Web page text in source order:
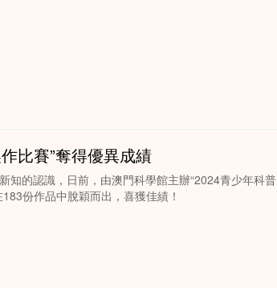
比賽”奪得優異成績
知的認識，日前，由澳門科學館主辦“2024青少年科普
份作品中脫穎而出，喜獲佳績！